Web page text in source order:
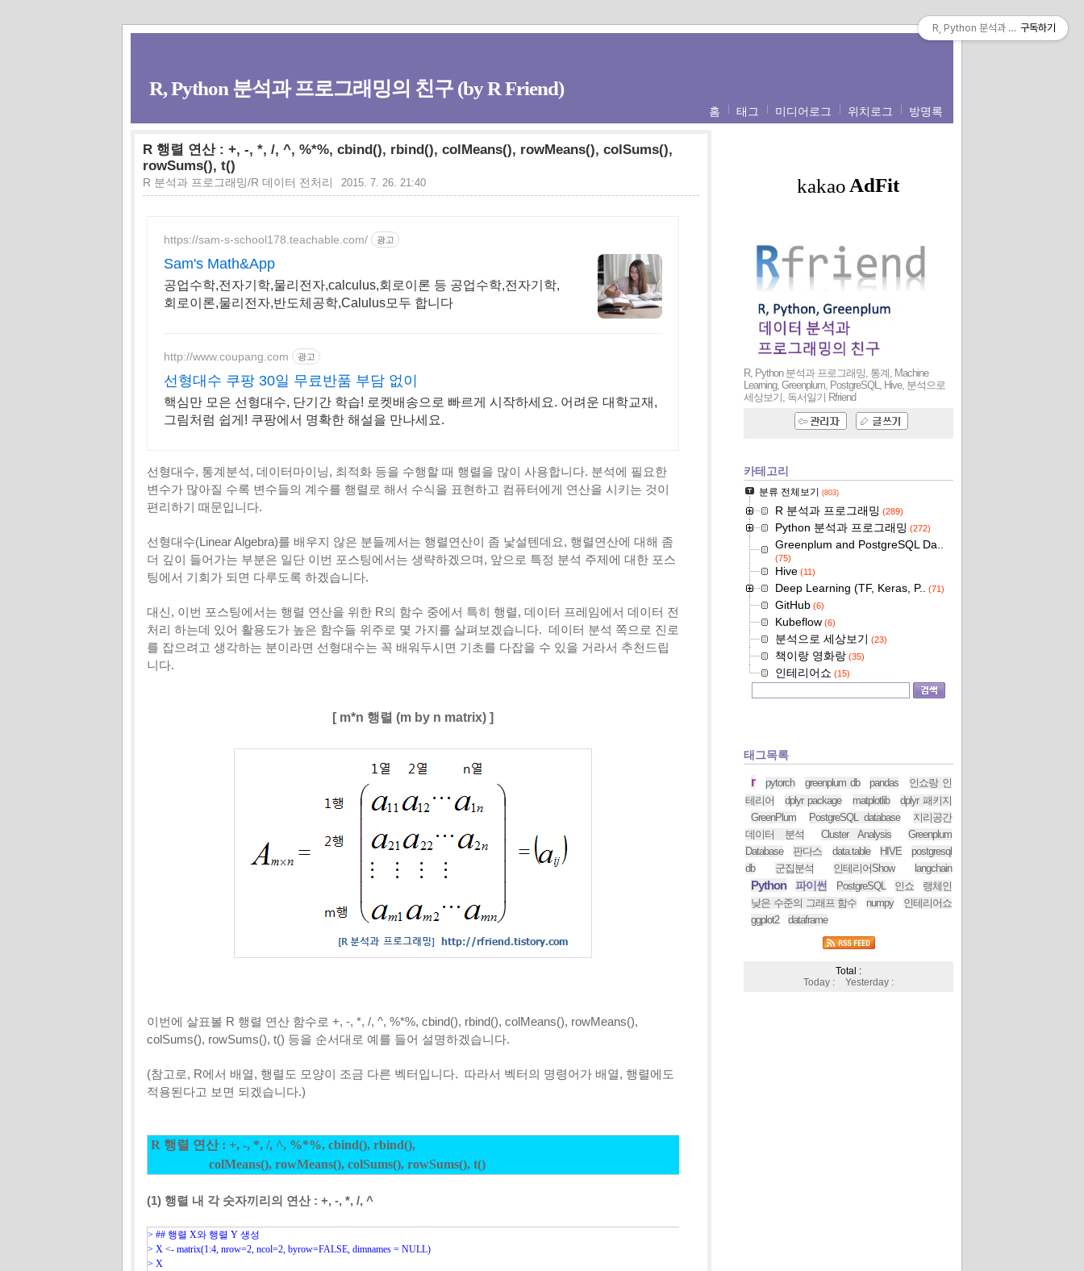
R, Python 분석과 프로그래밍의 친구 (by R Friend)
홈 태그 미디어로그 위치로그 방명록
R 행렬 연산 : +, -, *, /, ^, %*%, cbind(), rbind(), colMeans(), rowMeans(), colSums(),
rowSums(), t()
R 분석과 프로그래밍/R 데이터 전처리 2015. 7. 26. 21:40
https://sam-s-school178.teachable.com/ 광고
Sam's Math&App
공업수학,전자기학,물리전자,calculus,회로이론 등 공업수학,전자기학,
회로이론,물리전자,반도체공학,Calulus모두 합니다
http://www.coupang.com 광고
선형대수 쿠팡 30일 무료반품 부담 없이
핵심만 모은 선형대수, 단기간 학습! 로켓배송으로 빠르게 시작하세요. 어려운 대학교재,
그림처럼 쉽게! 쿠팡에서 명확한 해설을 만나세요.
선형대수, 통계분석, 데이터마이닝, 최적화 등을 수행할 때 행렬을 많이 사용합니다. 분석에 필요한
변수가 많아질 수록 변수들의 계수를 행렬로 해서 수식을 표현하고 컴퓨터에게 연산을 시키는 것이
편리하기 때문입니다.
선형대수(Linear Algebra)를 배우지 않은 분들께서는 행렬연산이 좀 낯설텐데요, 행렬연산에 대해 좀
더 깊이 들어가는 부분은 일단 이번 포스팅에서는 생략하겠으며, 앞으로 특정 분석 주제에 대한 포스
팅에서 기회가 되면 다루도록 하겠습니다.
대신, 이번 포스팅에서는 행렬 연산을 위한 R의 함수 중에서 특히 행렬, 데이터 프레임에서 데이터 전
처리 하는데 있어 활용도가 높은 함수들 위주로 몇 가지를 살펴보겠습니다. 데이터 분석 쪽으로 진로
를 잡으려고 생각하는 분이라면 선형대수는 꼭 배워두시면 기초를 다잡을 수 있을 거라서 추천드립
니다.
[ m*n 행렬 (m by n matrix) ]
이번에 살표볼 R 행렬 연산 함수로 +, -, *, /, ^, %*%, cbind(), rbind(), colMeans(), rowMeans(),
colSums(), rowSums(), t() 등을 순서대로 예를 들어 설명하겠습니다.
(참고로, R에서 배열, 행렬도 모양이 조금 다른 벡터입니다. 따라서 벡터의 명령어가 배열, 행렬에도
적용된다고 보면 되겠습니다.)
R 행렬 연산 : +, -, *, /, ^, %*%, cbind(), rbind(),
colMeans(), rowMeans(), colSums(), rowSums(), t()
(1) 행렬 내 각 숫자끼리의 연산 : +, -, *, /, ^
> ## 행렬 X와 행렬 Y 생성
> X <- matrix(1:4, nrow=2, ncol=2, byrow=FALSE, dimnames = NULL)
> X
R, Python 분석과 프로그래밍, 통계, Machine
Learning, Greenplum, PostgreSQL, Hive, 분석으로
세상보기, 독서일기
Rfriend
카테고리
분류 전체보기 (803)
R 분석과 프로그래밍 (289)
Python 분석과 프로그래밍 (272)
Greenplum and PostgreSQL Da..
(75)
Hive (11)
Deep Learning (TF, Keras, P.. (71)
GitHub (6)
Kubeflow (6)
분석으로 세상보기 (23)
책이랑 영화랑 (35)
인테리어쇼 (15)
태그목록
r pytorch greenplum db pandas
인쇼랑 인
테리어
dplyr package matplotlib
dplyr 패키지
GreenPlum
PostgreSQL database
지리공간
데이터 분석
Cluster Analysis
Greenplum
Database
판다스 data.table HIVE
postgresql
db
군집분석 인테리어Show langchain
Python 파이썬 PostgreSQL 인쇼
랭체인
낮은 수준의 그래프 함수
numpy
인테리어쇼
ggplot2
dataframe
Total :
Today :
Yesterday :
R, Python 분석과 프로그래밍의 친
구독하기